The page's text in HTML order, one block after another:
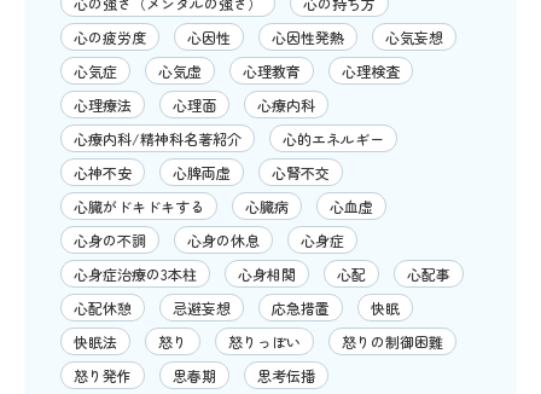
心の疲労度
心因性 心因性発熱
心気妄想
心気症
心気虚 心理教育
心理検査
心理療法
心理面
心療内科
心療内科/精神科名著紹介
心的エネルギー
心神不安
心脾両虚
心腎不交
心臓がドキドキする
心臓病
心血虚
心身の不調
心身の休息
心身症
心身症治療の3本柱
心身相関 心配
心配事
心配休憩
忌避妄想 応急措置
快眠
快眠法
怒り 怒りっぽい
怒りの制御困難
怒り発作
思春期
思考伝播